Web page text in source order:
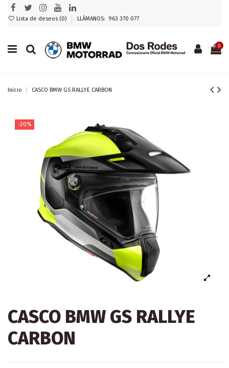
Lista de deseos (0) LLÁMANOS: 963 370 077
0
Inicio CASCO BMW GS RALLYE CARBON
-20%
CASCO BMW GS RALLYE
CARBON